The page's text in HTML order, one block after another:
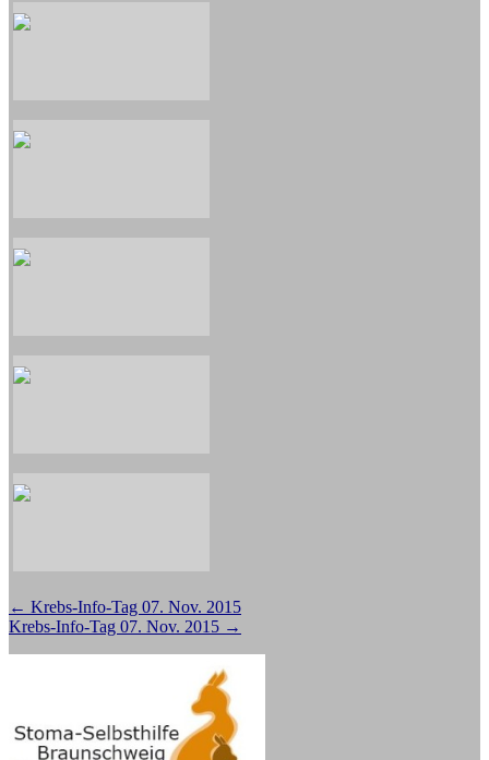
Beitragsnavigation
← Krebs-Info-Tag 07. Nov. 2015
Krebs-Info-Tag 07. Nov. 2015 →